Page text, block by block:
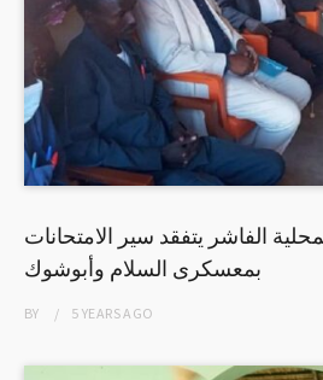
الفاشر يتفقد سير الامتحانات
بمعسكرى السلام وأبوشوك
BY 5 YEARSAGO